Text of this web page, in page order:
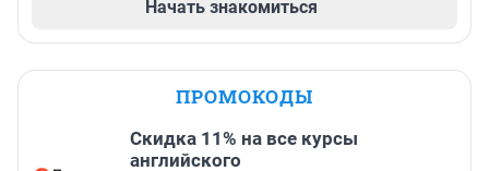
Начать знакомиться
ПРОМОКОДЫ
Скидка 11% на все курсы
английского